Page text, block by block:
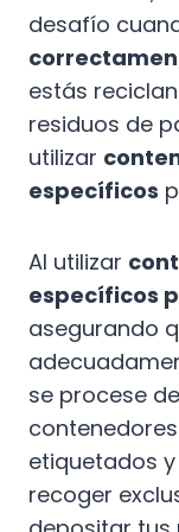
desafío
estás
residuos de
utilizar
específicos
Al utilizar
específicos
asegurando
se procese
etiquetados
recoger